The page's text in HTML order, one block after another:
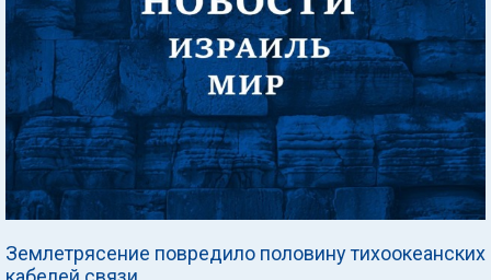
Землетрясение повредило половину тихоокеанских